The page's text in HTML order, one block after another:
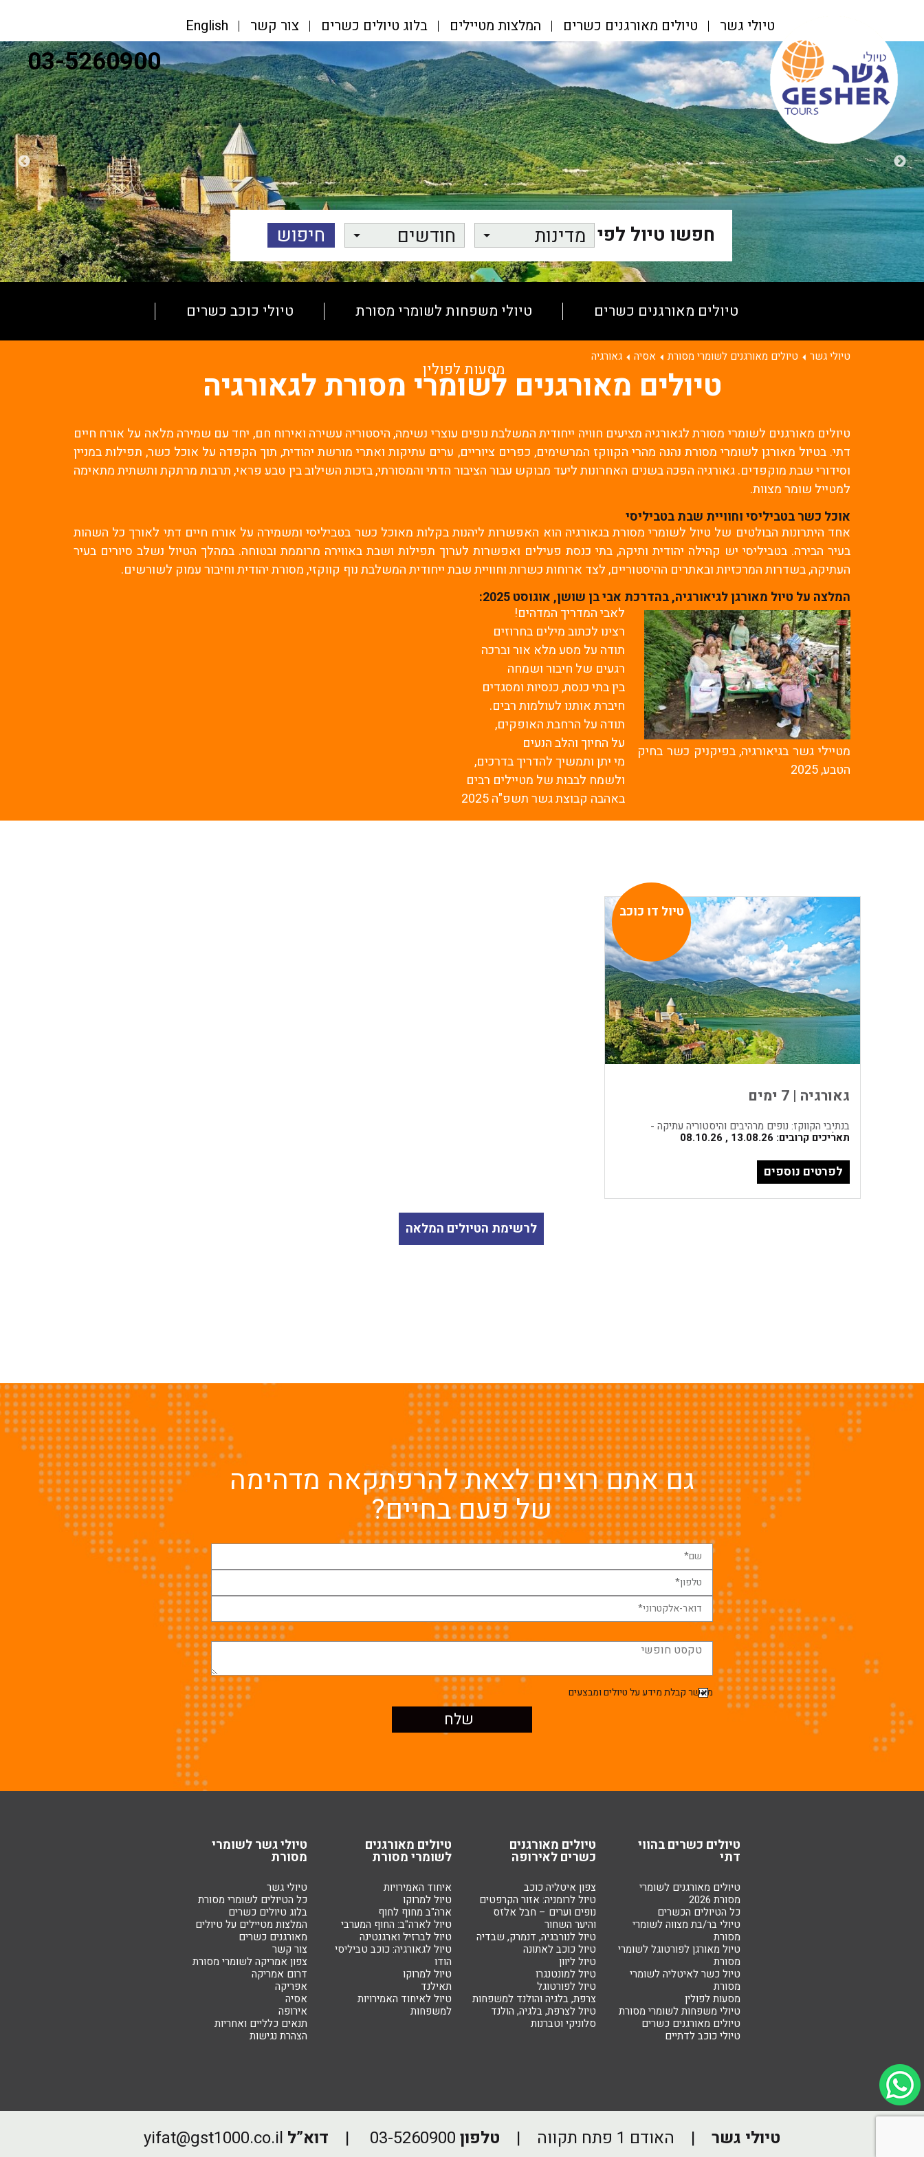
טיולי גשר טיולים מאורגנים כשרים המלצות מטיילים בלוג טיולים כשרים צור קשר English
03-5260900
חפשו טיול לפי מדינות חודשים
טיולים מאורגנים כשרים טיולי משפחות לשומרי מסורת טיולי כוכב כשרים
מסעות לפולין
טיולי גשר טיולים מאורגנים לשומרי מסורת אסיה גאורגיה
טיולים מאורגנים לשומרי מסורת לגאורגיה
טיולים מאורגנים לשומרי מסורת לגאורגיה מציעים חוויה ייחודית המשלבת נופים עוצרי נשימה, היסטוריה עשירה ואירוח חם, יחד עם שמירה מלאה על אורח חיים
דתי. בטיול מאורגן לשומרי מסורת נהנה מהרי הקווקז המרשימים, כפרים ציוריים, ערים עתיקות ואתרי מורשת יהודית, תוך הקפדה על אוכל כשר, תפילות במניין
וסידורי שבת מוקפדים. גאורגיה הפכה בשנים האחרונות ליעד מבוקש עבור הציבור הדתי והמסורתי, בזכות השילוב בין טבע פראי, תרבות מרתקת ותשתית מתאימה
למטייל שומר מצוות.
אוכל כשר בטביליסי וחוויית שבת בטביליסי
אחד היתרונות הבולטים של טיול לשומרי מסורת בגאורגיה הוא האפשרות ליהנות בקלות מאוכל כשר בטביליסי ומשמירה על אורח חיים דתי לאורך כל השהות
בעיר הבירה. בטביליסי יש קהילה יהודית ותיקה, בתי כנסת פעילים ואפשרות לערוך תפילות ושבת באווירה מרוממת ובטוחה. במהלך הטיול נשלב סיורים בעיר
העתיקה, בשדרות המרכזיות ובאתרים ההיסטוריים, לצד ארוחות כשרות וחוויית שבת ייחודית המשלבת נוף קווקזי, מסורת יהודית וחיבור עמוק לשורשים.
המלצה על טיול מאורגן לגיאורגיה, בהדרכת אבי בן שושן, אוגוסט 2025:
מטיילי גשר בגיאורגיה, בפיקניק כשר בחיק
הטבע, 2025
לאבי המדריך המדהים!
רצינו לכתוב מילים בחרוזים
תודה על מסע מלא אור וברכה
רגעים של חיבור ושמחה
בין בתי כנסת, כנסיות ומסגדים
חיברת אותנו לעולמות רבים.
תודה על הרחבת האופקים,
על החיוך והלב הנעים
מי יתן ותמשיך להדריך בדרכים,
ולשמח לבבות של מטיילים רבים
באהבה קבוצת גשר תשפ"ה 2025
טיול דו כוכב
גאורגיה | 7 ימים
בנתיבי הקווקז: נופים מרהיבים והיסטוריה עתיקה -
טיול דו כוכב
תאריכים קרובים: 13.08.26 , 08.10.26
לפרטים נוספים
לרשימת הטיולים המלאה
גם אתם רוצים לצאת להרפתקאה מדהימה
של פעם בחיים?
מאשר קבלת מידע על טיולים ומבצעים
טיולים כשרים בהווי
דתי
טיולים מאורגנים לשומרי
מסורת 2026
כל הטיולים הכשרים
טיולי בר/בת מצווה לשומרי
מסורת
טיול מאורגן לפורטוגל לשומרי
מסורת
טיול כשר לאיטליה לשומרי
מסורת
מסעות לפולין
טיולי משפחות לשומרי מסורת
טיולים מאורגנים כשרים
טיולי כוכב לדתיים
טיולים מאורגנים
כשרים לאירופה
צפון איטליה כוכב
טיול לרומניה: אזור הקרפטים
נופים וערים – חבל אלזס
והיער השחור
טיול לנורבגיה, דנמרק, שבדיה
טיול כוכב לאתונה
טיול ליוון
טיול למונטנגרו
טיול לפורטוגל
צרפת, בלגיה והולנד למשפחות
טיול לצרפת, בלגיה, הולנד
סלוניקי וטברנות
טיולים מאורגנים
לשומרי מסורת
איחוד האמירויות
טיול למרוקו
ארה"ב מחוף לחוף
טיול לארה"ב: החוף המערבי
טיול לברזיל וארגנטינה
טיול לגאורגיה: כוכב טביליסי
הודו
טיול למרוקו
תאילנד
טיול לאיחוד האמירויות
למשפחות
טיולי גשר לשומרי
מסורת
טיולי גשר
כל הטיולים לשומרי מסורת
בלוג טיולים כשרים
המלצות מטיילים על טיולים
מאורגנים כשרים
צור קשר
צפון אמריקה לשומרי מסורת
דרום אמריקה
אפריקה
אסיה
אירופה
תנאים כלליים ואחריות
הצהרת נגישות
טיולי גשר | האודם 1 פתח תקווה | טלפון 03-5260900
| דוא”ל yifat@gst1000.co.il